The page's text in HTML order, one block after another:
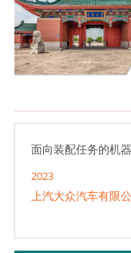
面向装配任务的机
2023
上汽大众汽车有限